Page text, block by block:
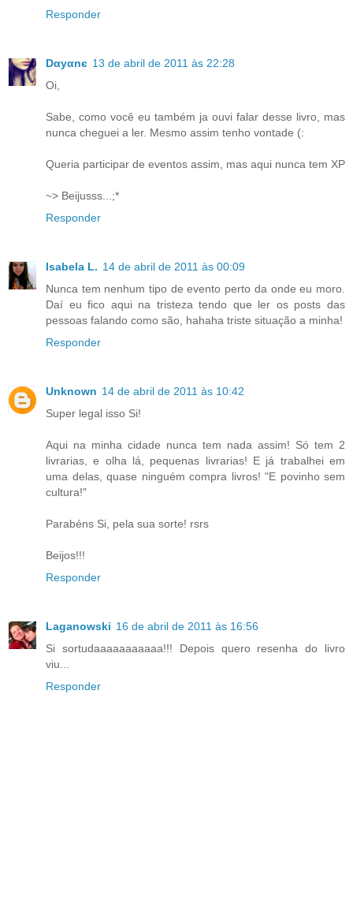
Responder
Dαyαnє 13 de abril de 2011 às 22:28
Oi,
Sabe, como você eu também ja ouvi falar desse livro, mas
nunca cheguei a ler. Mesmo assim tenho vontade (:
Queria participar de eventos assim, mas aqui nunca tem XP
~> Beijusss...;*
Responder
Isabela L. 14 de abril de 2011 às 00:09
Nunca tem nenhum tipo de evento perto da onde eu moro.
Daí eu fico aqui na tristeza tendo que ler os posts das
pessoas falando como são, hahaha triste situação a minha!
Responder
Unknown 14 de abril de 2011 às 10:42
Super legal isso Si!
Aqui na minha cidade nunca tem nada assim! Só tem 2
livrarias, e olha lá, pequenas livrarias! E já trabalhei em
uma delas, quase ninguém compra livros! "E povinho sem
cultura!"
Parabéns Si, pela sua sorte! rsrs
Beijos!!!
Responder
Laganowski 16 de abril de 2011 às 16:56
Si sortudaaaaaaaaaaa!!! Depois quero resenha do livro
viu...
Responder